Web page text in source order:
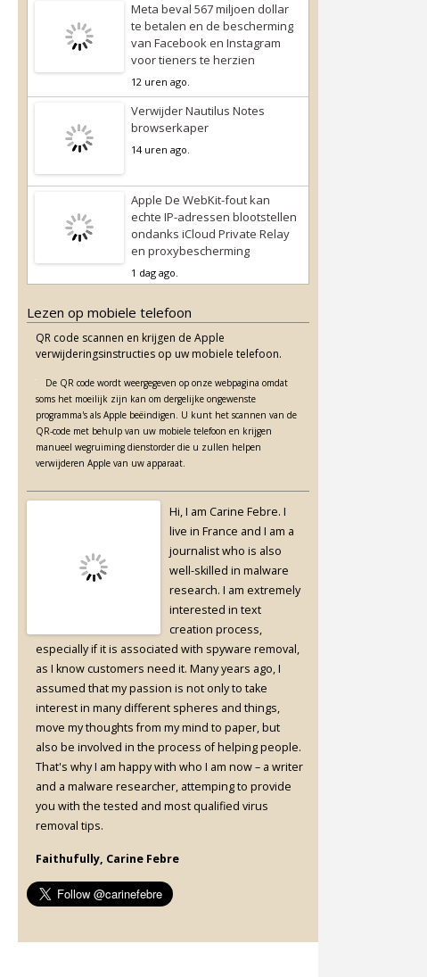
Meta beval 567 miljoen dollar
te betalen en de bescherming
van Facebook en Instagram
voor tieners te herzien
12 uren ago.
Verwijder Nautilus Notes
browserkaper
14 uren ago.
Apple De WebKit-fout kan
echte IP-adressen blootstellen
ondanks iCloud Private Relay
en proxybescherming
1 dag ago.
Lezen op mobiele telefoon
QR code scannen en krijgen de Apple
verwijderingsinstructies op uw mobiele telefoon.
De QR code wordt weergegeven op onze webpagina omdat
soms het moeilijk zijn kan om dergelijke ongewenste
programma's als Apple beëindigen. U kunt het scannen van de
QR-code met behulp van uw mobiele telefoon en krijgen
manueel wegruiming dienstorder die u zullen helpen
verwijderen Apple van uw apparaat.
Hi, I am Carine Febre. I
live in France and I am a
journalist who is also
well-skilled in malware
research. I am extremely
interested in text
creation process,
especially if it is associated with spyware removal,
as I know customers need it. Many years ago, I
assumed that my passion is not only to take
interest in many different spheres and things,
move my thoughts from my mind to paper, but
also be involved in the process of helping people.
That's why I am happy with who I am now – a writer
and a malware researcher, attemping to provide
you with the tested and most qualified virus
removal tips.
Faithufully, Carine Febre